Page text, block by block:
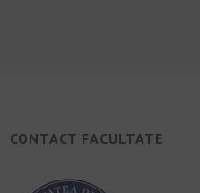
CONTACT FACULTATE